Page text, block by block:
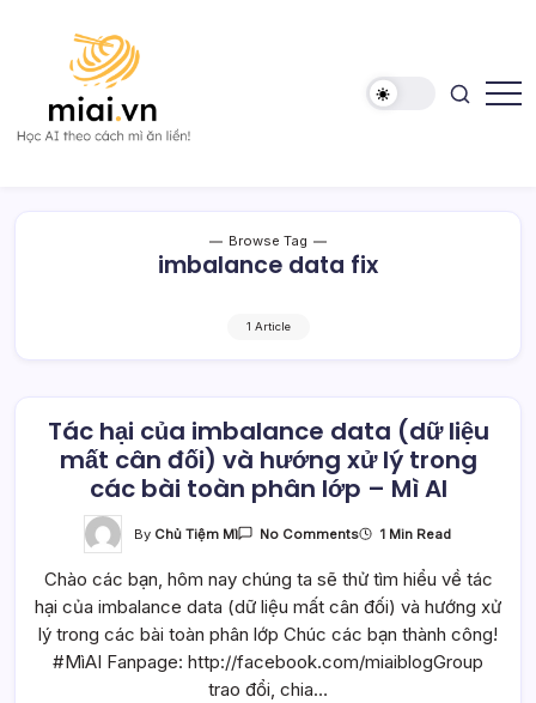
Browse Tag
imbalance data fix
1 Article
Tác hại của imbalance data (dữ liệu
mất cân đối) và hướng xử lý trong
các bài toàn phân lớp – Mì AI
By Chủ Tiệm Mì No CommentsOn
Của
Imbalance
Data
(dữ
Liệu
Mất
Cân
1 Min Read
Chào các bạn, hôm nay chúng ta sẽ thử tìm hiểu về tác
hại của imbalance data (dữ liệu mất cân đối) và hướng xử
lý trong các bài toàn phân lớp Chúc các bạn thành công!
#MìAI Fanpage: http://facebook.com/miaiblogGroup
trao đổi, chia…